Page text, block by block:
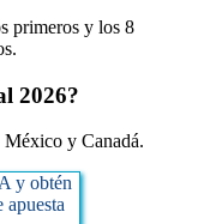
primeros y los 8
2026?
México y Canadá.